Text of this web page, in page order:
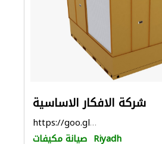
شركة الافكار الاساسية
https://goo.gl/maps/Yik9tdW46JBvWvYH8
صيانة مكيفات Riyadh